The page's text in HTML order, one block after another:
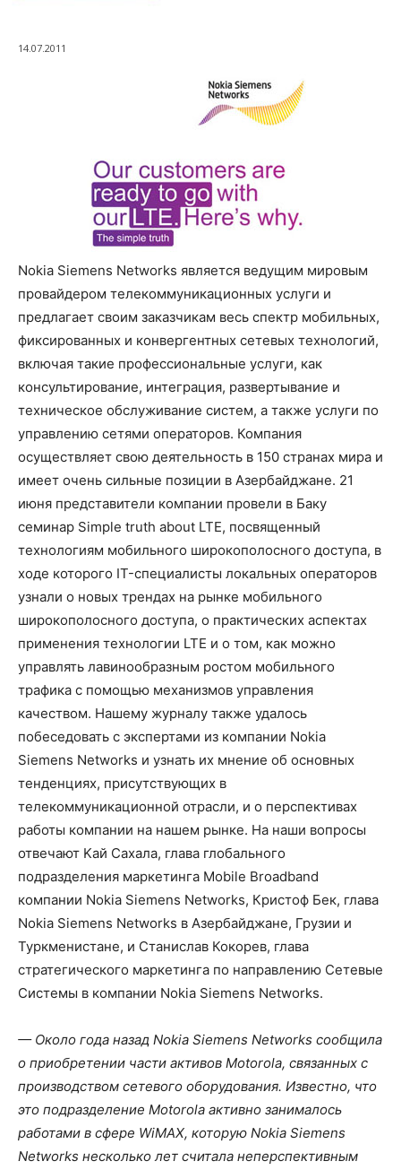
14.07.2011
Nokia Siemens Networks является ведущим мировым
провайдером телекоммуникационных услуги и
предлагает своим заказчикам весь спектр мобильных,
фиксированных и конвергентных сетевых технологий,
включая такие профессиональные услуги, как
консультирование, интеграция, развертывание и
техническое обслуживание систем, а также услуги по
управлению сетями операторов. Компания
осуществляет свою деятельность в 150 странах мира и
имеет очень сильные позиции в Азербайджане. 21
июня представители компании провели в Баку
семинар Simple truth about LTE, посвященный
технологиям мобильного широкополосного доступа, в
ходе которого IT-специалисты локальных операторов
узнали о новых трендах на рынке мобильного
широкополосного доступа, о практических аспектах
применения технологии LTE и о том, как можно
управлять лавинообразным ростом мобильного
трафика с помощью механизмов управления
качеством. Нашему журналу также удалось
побеседовать с экспертами из компании Nokia
Siemens Networks и узнать их мнение об основных
тенденциях, присутствующих в
телекоммуникационной отрасли, и о перспективах
работы компании на нашем рынке. На наши вопросы
отвечают Kaй Сахала, глава глобального
подразделения маркетинга Mobile Broadband
компании Nokia Siemens Networks, Кристоф Бек, глава
Nokia Siemens Networks в Азербайджане, Грузии и
Туркменистане, и Станислав Кокорев, глава
стратегического маркетинга по направлению Сетевые
Системы в компании Nokia Siemens Networks.
— Около года назад Nokia Siemens Networks сообщила
о приобретении части активов Motorola, связанных с
производством сетевого оборудования. Известно, что
это подразделение Motorola активно занималось
работами в сфере WiMAX, которую Nokia Siemens
Networks несколько лет считала неперспективным